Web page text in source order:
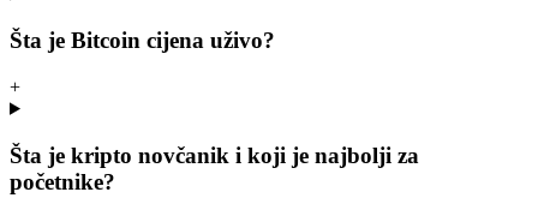
Šta je Bitcoin cijena uživo?
+
Šta je kripto novčanik i koji je najbolji za
početnike?